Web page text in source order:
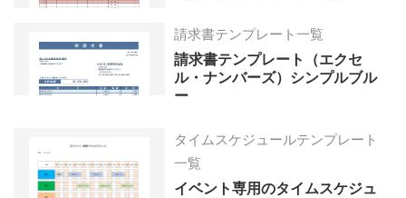
請求書テンプレート一覧
請求書テンプレート（エクセ
ル・ナンバーズ）シンプルブル
ー
タイムスケジュールテンプレート
一覧
イベント専用のタイムスケジュ